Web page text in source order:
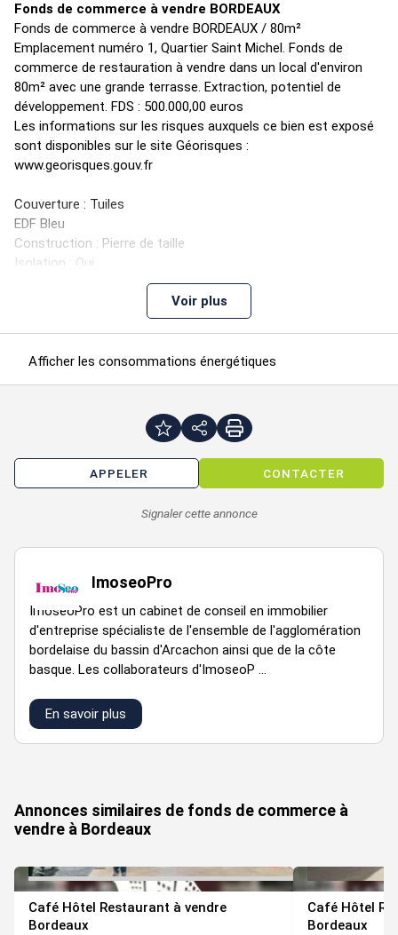
Fonds de commerce à vendre BORDEAUX
Fonds de commerce à vendre BORDEAUX / 80m²
Emplacement numéro 1, Quartier Saint Michel. Fonds de
commerce de restauration à vendre dans un local d'environ
80m² avec une grande terrasse. Extraction, potentiel de
développement. FDS : 500.000,00 euros
Les informations sur les risques auxquels ce bien est exposé
sont disponibles sur le site Géorisques :
www.georisques.gouv.fr
Couverture : Tuiles
EDF Bleu
Construction : Pierre de taille
Isolation : Oui
Prix de vente : 535000 € F.A.I
Loyer annuel : 31320 € HTHC
Voir plus
Afficher les consommations énergétiques
APPELER CONTACTER
Signaler cette annonce
ImoseoPro
ImoseoPro est un cabinet de conseil en immobilier
d'entreprise spécialiste de l'ensemble de l'agglomération
bordelaise du bassin d'Arcachon ainsi que de la côte
basque. Les collaborateurs d'ImoseoP ...
En savoir plus
Annonces similaires de fonds de commerce à
vendre à Bordeaux
Café Hôtel Restaurant à vendre
Bordeaux
Café Hôtel
Bordeaux